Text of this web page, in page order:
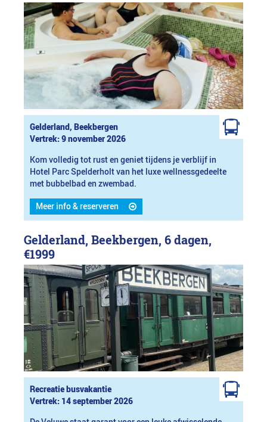
Gelderland, Beekbergen
Vertrek: 9 november 2026
Kom volledig tot rust en geniet tijdens je verblijf in
Hotel Parc Spelderholt van het luxe wellnessgedeelte
met bubbelbad en zwembad.
Meer info & reserveren
Gelderland, Beekbergen, 6 dagen,
€1999
Recreatie busvakantie
Vertrek: 14 september 2026